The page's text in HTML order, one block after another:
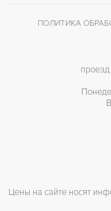
ПОЛИТИКА
Цены на сайте носят